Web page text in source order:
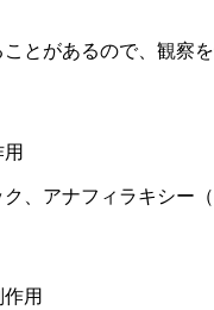
とがあるので、観察
、アナフィラキシー
用